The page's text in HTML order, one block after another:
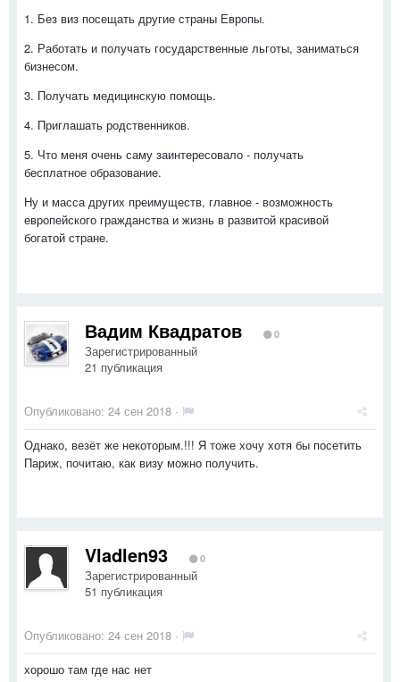
1. Без виз посещать другие страны Европы.
2. Работать и получать государственные льготы, заниматься
бизнесом.
3. Получать медицинскую помощь.
4. Приглашать родственников.
5. Что меня очень саму заинтересовало - получать
бесплатное образование.
Ну и масса других преимуществ, главное - возможность
европейского гражданства и жизнь в развитой красивой
богатой стране.
Вадим Квадратов 0
Зарегистрированный
21 публикация
Опубликовано: 24 сен 2018 ·
Однако, везёт же некоторым.!!! Я тоже хочу хотя бы посетить
Париж, почитаю, как визу можно получить.
Vladlen93 0
Зарегистрированный
51 публикация
Опубликовано: 24 сен 2018 ·
хорошо там где нас нет